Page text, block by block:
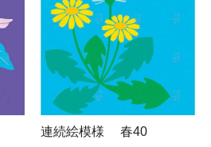
連続絵模様 春40